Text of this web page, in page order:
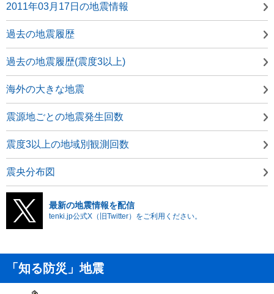
2011年03月17日の地震情報
過去の地震履歴
過去の地震履歴(震度3以上)
海外の大きな地震
震源地ごとの地震発生回数
震度3以上の地域別観測回数
震央分布図
最新の地震情報を配信
tenki.jp公式X（旧Twitter）をご利用ください。
「知る防災」地震